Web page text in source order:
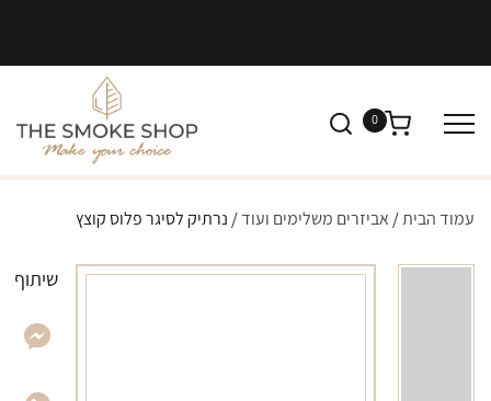
0
עמוד הבית/ אביזרים משלימים ועוד/ נרתיק לסיגר פלוס קוצץ
שיתוף